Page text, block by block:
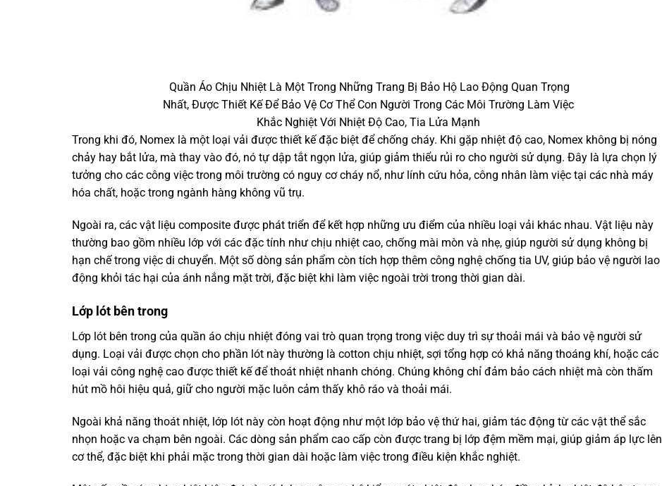
Quần Áo Chịu Nhiệt Là Một Trong Những Trang Bị Bảo Hộ Lao Động Quan Trọng
Nhất, Được Thiết Kế Để Bảo Vệ Cơ Thể Con Người Trong Các Môi Trường Làm Việc
Khắc Nghiệt Với Nhiệt Độ Cao, Tia Lửa Mạnh
Trong khi đó, Nomex là một loại vải được thiết kế đặc biệt để chống cháy. Khi gặp nhiệt độ cao, Nomex không bị nóng
chảy hay bắt lửa, mà thay vào đó, nó tự dập tắt ngọn lửa, giúp giảm thiểu rủi ro cho người sử dụng. Đây là lựa chọn lý
tưởng cho các công việc trong môi trường có nguy cơ cháy nổ, như lính cứu hỏa, công nhân làm việc tại các nhà máy
hóa chất, hoặc trong ngành hàng không vũ trụ.
Ngoài ra, các vật liệu composite được phát triển để kết hợp những ưu điểm của nhiều loại vải khác nhau. Vật liệu này
thường bao gồm nhiều lớp với các đặc tính như chịu nhiệt cao, chống mài mòn và nhẹ, giúp người sử dụng không bị
hạn chế trong việc di chuyển. Một số dòng sản phẩm còn tích hợp thêm công nghệ chống tia UV, giúp bảo vệ người lao
động khỏi tác hại của ánh nắng mặt trời, đặc biệt khi làm việc ngoài trời trong thời gian dài.
Lớp lót bên trong
Lớp lót bên trong của quần áo chịu nhiệt đóng vai trò quan trọng trong việc duy trì sự thoải mái và bảo vệ người sử
dụng. Loại vải được chọn cho phần lót này thường là cotton chịu nhiệt, sợi tổng hợp có khả năng thoáng khí, hoặc các
loại vải công nghệ cao được thiết kế để thoát nhiệt nhanh chóng. Chúng không chỉ đảm bảo cách nhiệt mà còn thấm
hút mồ hôi hiệu quả, giữ cho người mặc luôn cảm thấy khô ráo và thoải mái.
Ngoài khả năng thoát nhiệt, lớp lót này còn hoạt động như một lớp bảo vệ thứ hai, giảm tác động từ các vật thể sắc
nhọn hoặc va chạm bên ngoài. Các dòng sản phẩm cao cấp còn được trang bị lớp đệm mềm mại, giúp giảm áp lực lên
cơ thể, đặc biệt khi phải mặc trong thời gian dài hoặc làm việc trong điều kiện khắc nghiệt.